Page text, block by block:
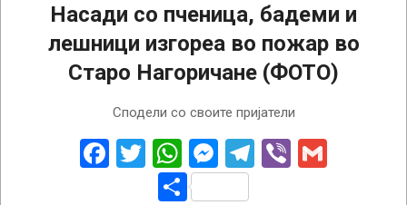
Насади со пченица, бадеми и
лешници изгореа во пожар во
Старо Нагоричане (ФОТО)
Сподели со своите пријатели
Facebook
Twitter
WhatsApp
Messenger
Telegram
Viber
Share